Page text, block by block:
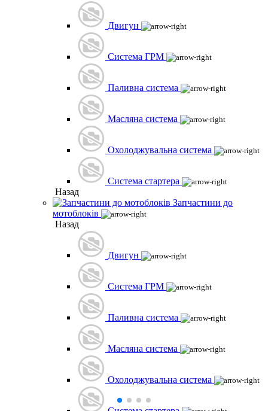
Двигун
Система ГРМ
Паливна система
Масляна система
Охолоджувальна система
Система стартера
Назад
Запчастини до
мотоблоків
Назад
Двигун
Система ГРМ
Паливна система
Масляна система
Охолоджувальна система